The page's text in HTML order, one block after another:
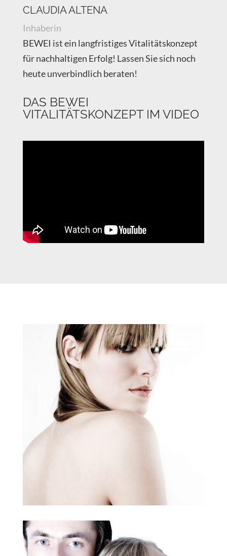
CLAUDIA ALTENA
Inhaberin
BEWEI ist ein langfristiges Vitalitätskonzept
für nachhaltigen Erfolg! Lassen Sie sich noch
heute unverbindlich beraten!
DAS BEWEI
VITALITÄTSKONZEPT IM VIDEO